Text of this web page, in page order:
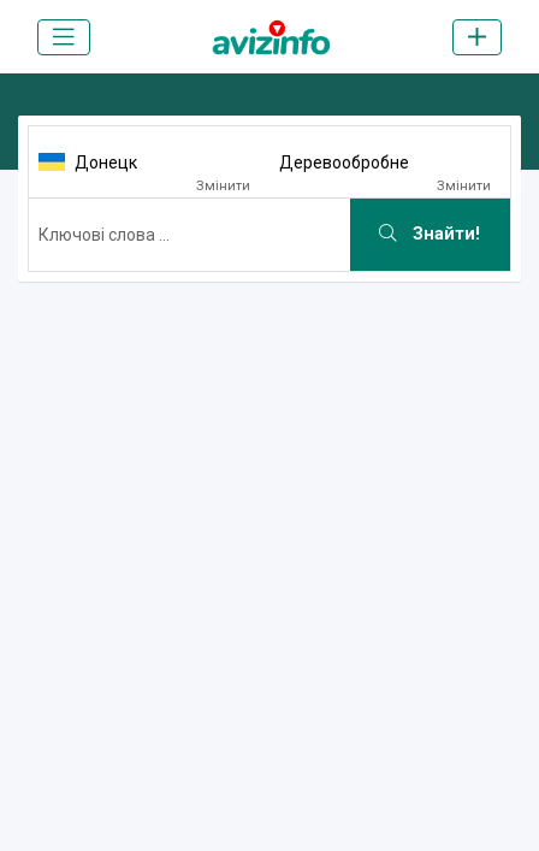
Донецк
Змінити
Деревообробне
Змінити
Знайти!